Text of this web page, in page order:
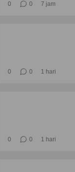
0 0 7 jam
0 0 1 hari
0 0 1 hari